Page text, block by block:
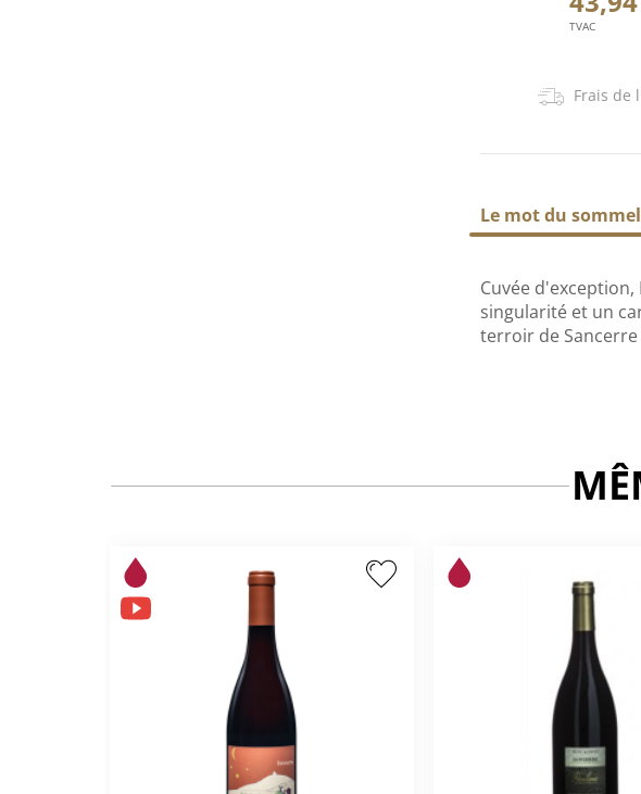
TVAC
Frais de
Le mot du
Cuvée
singularité et un
terroir de